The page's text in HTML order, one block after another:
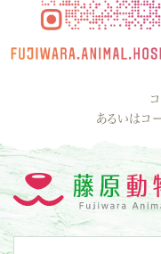
あるいはコ